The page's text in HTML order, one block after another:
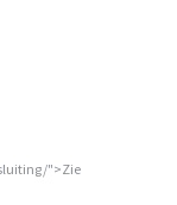
">Zie